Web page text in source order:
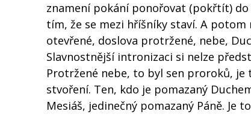
znamení pokání ponořovat (pokřtít) do
tím, že se mezi hříšníky staví. A
otevřené, doslova protržené, nebe,
Slavnostnější intronizaci si nelze
Protržené nebe, to byl sen proroků,
stvoření. Ten, kdo je pomazaný
Mesiáš, jedinečný pomazaný Páně. Je